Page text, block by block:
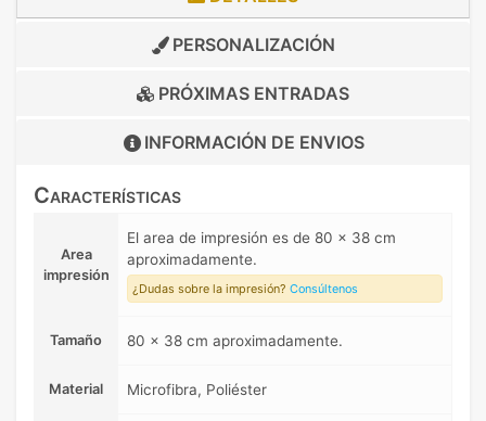
PERSONALIZACIÓN
PRÓXIMAS ENTRADAS
INFORMACIÓN DE ENVIOS
Características
Area
impresión
El area de impresión es de 80 x 38 cm
aproximadamente.
¿Dudas sobre la impresión? Consúltenos
Tamaño 80 x 38 cm aproximadamente.
Material Microfibra, Poliéster